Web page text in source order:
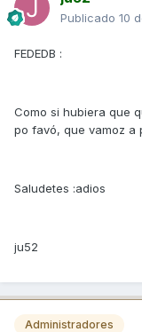
Publicado 10
FEDEDB :
Como si hubiera que
po favó, que vamoz a
Saludetes :adios
ju52
Administradores